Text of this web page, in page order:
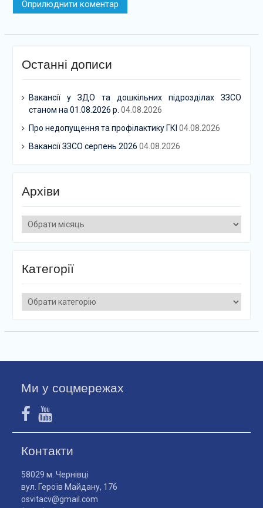
Останні дописи
Вакансії у ЗДО та дошкільних підрозділах ЗЗСО
станом на 01.08.2026 р. 04.08.2026
Про недопущення та профілактику ГКІ 04.08.2026
Вакансії ЗЗСО серпень 2026 04.08.2026
Архіви
Архіви
Категорії
Категорії
Ми у соцмережах
Контакти
58029 м. Чернівці
вул. Героїв Майдану, 176
osvitacv@gmail.com